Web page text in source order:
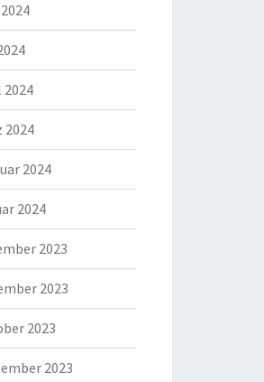
2024
2024
2024
2023
2023
2023
2023